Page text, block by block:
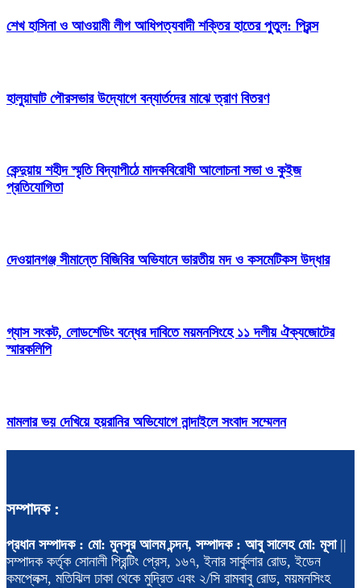
শেখ হাসিনা ও আওয়ামী লীগ আধিপত্যবাদী শক্তির হাতের পুতুল: প্রিন্স
হালুয়াঘাট পৌরসভার উদ্যোগে বন্যার্তদের মাঝে ত্রাণ বিতরণ
কেন্দুয়ায় শহীদ স্মৃতি বিদ্যাপীঠে মাদকবিরোধী আলোচনা সভা ও কুইজ
প্রতিযোগিতা
দেওয়ানগঞ্জ সীমান্তে বিজিবির অভিযানে ভারতীয় মদ ও কসমেটিকস উদ্ধার
গ্যাস সংকট, লোডশেডিং বন্ধের দাবিতে ময়মনসিংহে ১১ দলীয় ঐক্যজোটের
স্মারকলিপি
মামলার ভয় দেখিয়ে হয়রানির অভিযোগে নান্দাইলে সংবাদ সম্মেলন
সম্পাদক :
প্রধান সম্পাদক : মো: মুনসুর আলম চন্দন, সম্পাদক : আবু সালেহ মো: মূসা||
সম্পাদক কর্তৃক সোনালী প্রিন্টিং প্রেস, ১৬৭, ইনার সার্কুলার রোড, ইডেন
কমপ্লেক্স, মতিঝিল ঢাকা থেকে মুদ্রিত এবং ২/সি রামবাবু রোড, ময়মনসিংহ